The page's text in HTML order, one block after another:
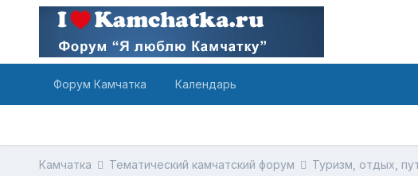
Форум Камчатка Календарь
Камчатка Тематический камчатский форум Туризм, отдых,